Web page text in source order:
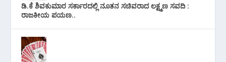
ಡಿ.ಕೆ ಶಿವಕುಮಾರ ಸರ್ಕಾರದಲ್ಲಿ ನೂತನ ಸಚಿವರಾದ ಲಕ್ಷ್ಮಣ ಸವದಿ :
ರಾಜಕೀಯ ಪಯಣ..